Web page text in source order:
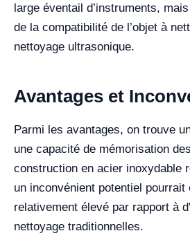
large éventail d’instruments,
de la compatibilité de l’objet à
nettoyage ultrasonique.
Avantages et
Parmi les avantages, on trouve
une capacité de mémorisation
construction en acier inoxydable
un inconvénient potentiel
relativement élevé par rapport à
nettoyage traditionnelles.